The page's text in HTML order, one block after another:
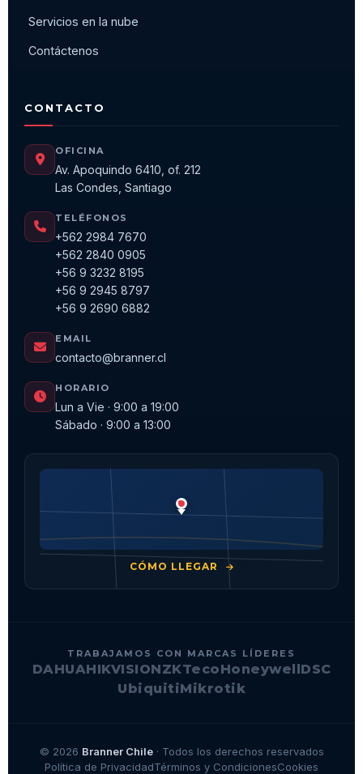
Servicios en la nube
Contáctenos
CONTACTO
OFICINA
Av. Apoquindo 6410, of. 212
Las Condes, Santiago
TELÉFONOS
+562 2984 7670
+562 2840 0905
+56 9 3232 8195
+56 9 2945 8797
+56 9 2690 6882
EMAIL
contacto@branner.cl
HORARIO
Lun a Vie · 9:00 a 19:00
Sábado · 9:00 a 13:00
CÓMO LLEGAR
TRABAJAMOS CON MARCAS LÍDERES
DAHUAHIKVISIONZKTecoHoneywellDSC
UbiquitiMikrotik
© 2026 Branner Chile· Todos los derechos reservados
Política de PrivacidadTérminos y CondicionesCookies